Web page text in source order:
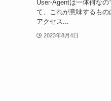
User-Agentは一体何な
て、これが意味するもの
アクセス...
2023年8月4日